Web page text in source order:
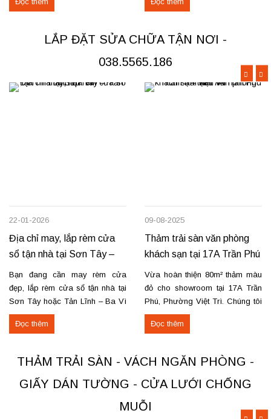
nghi cho các căn hộ cao cấp.
Rèm vải thô cao cấp may định
hình hấp sóng: sang trọng, giữ
hoặc cần sửa chữa rèm hỏng tại
chúng tôi sẵn sàng đáp ứng với
dịch vụ chuyên nghiệp và giá...
LẮP ĐẶT SỬA CHỮA TẬN NƠI -
038.5565.186
22-01-2026
Địa chỉ may, lắp rèm cửa
sổ tận nhà tại Sơn Tây –
Tản Lĩnh Ba Vì
Bạn đang cần may rèm cửa
đẹp, lắp rèm cửa sổ tận nhà tại
Sơn Tây hoặc Tản Lĩnh – Ba Vì
với giá hợp lý? Chúng tôi
chuyên may rèm theo yêu cầu,
tiến độ. Thực tế, chúng tôi vừa
hoàn thiện thi công rèm...
Đọc thêm
09-08-2025
Thảm trải sàn văn phòng
khách sạn tại 17A Trần Phú
– Việt Trì
Vừa hoàn thiện 80m² thảm màu
đỏ cho showroom tại 17A Trần
Phú, Phường Việt Trì. Chúng tôi
nhận thi công, sửa chữa, bóc
dỡ và thu mua thảm cũ trên toàn
loại thảm đang cung cấp Thảm
nỉ phù hợp cho không...
Đọc thêm
THẢM TRẢI SÀN - VÁCH NGĂN PHÒNG -
GIẤY DÁN TƯỜNG - CỬA LƯỚI CHỐNG
MUỖI